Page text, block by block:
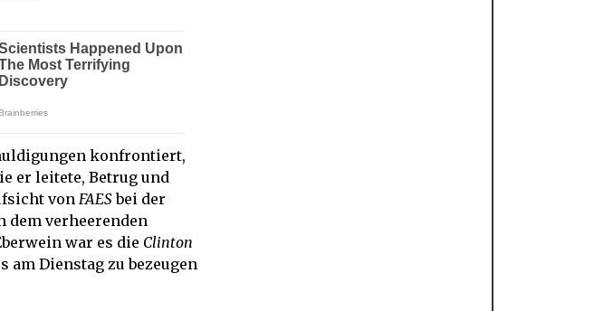
konfrontiert,
er leitete, Betrug und
von FAESbei der
dem verheerenden
war es die Clinton
am Dienstag zu bezeugen